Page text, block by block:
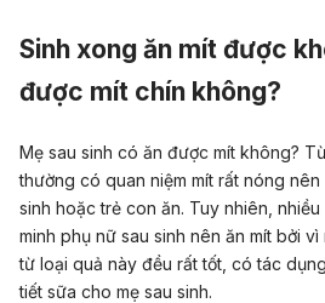
Sinh xong ăn mít được
được mít chín không?
Mẹ sau sinh có ăn được mít không?
thường có quan niệm mít rất nóng
sinh hoặc trẻ con ăn. Tuy nhiên,
minh phụ nữ sau sinh nên ăn mít bởi vì
từ loại quả này đều rất tốt, cótác dụng
tiết sữa cho mẹ sau sinh.